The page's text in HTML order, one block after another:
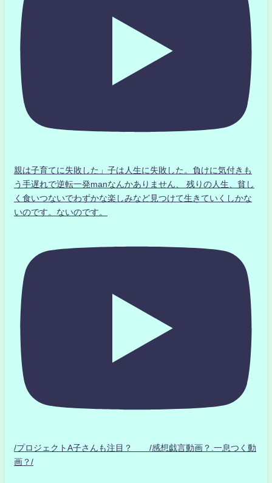
親は子育てに失敗した」子は人生に失敗した。負けに気付きも
う手遅れで逆転一発manなんかありません、 残りの人生、貧し
く食いつないでわずかな楽しみなど見つけて生きていくしかな
いのです。ないのです。
/プロジェクトA子さんも注目？ /感想戯言動画？.一息つく動
画？/